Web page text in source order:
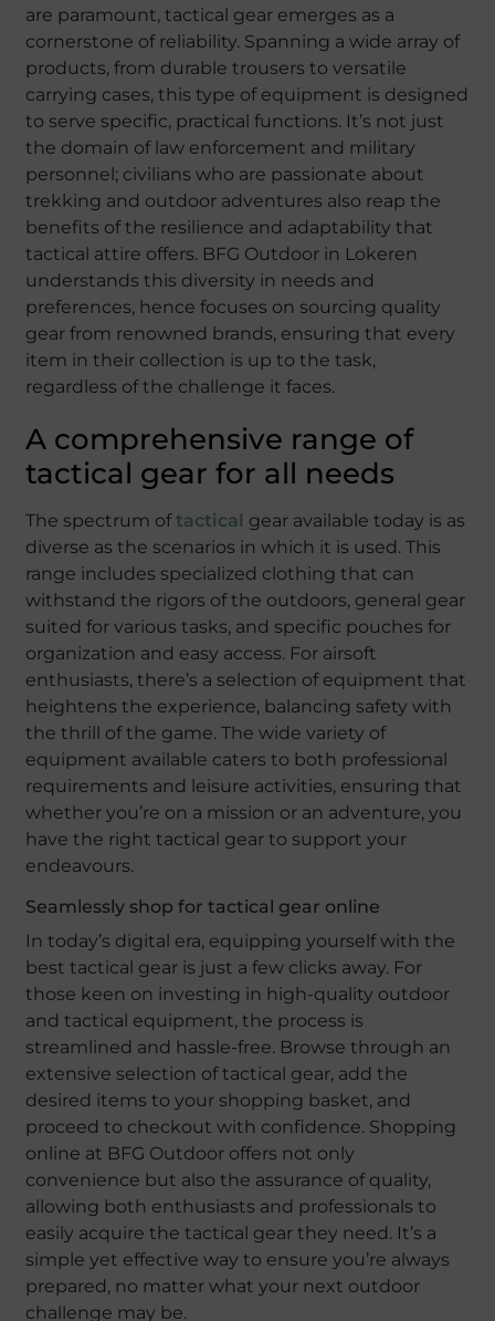
are paramount, tactical gear emerges as a
cornerstone of reliability. Spanning a wide array of
products, from durable trousers to versatile
carrying cases, this type of equipment is designed
to serve specific, practical functions. It’s not just
the domain of law enforcement and military
personnel; civilians who are passionate about
trekking and outdoor adventures also reap the
benefits of the resilience and adaptability that
tactical attire offers. BFG Outdoor in Lokeren
understands this diversity in needs and
preferences, hence focuses on sourcing quality
gear from renowned brands, ensuring that every
item in their collection is up to the task,
regardless of the challenge it faces.
A comprehensive range of
tactical gear for all needs
The spectrum oftactical gear available today is as
diverse as the scenarios in which it is used. This
range includes specialized clothing that can
withstand the rigors of the outdoors, general gear
suited for various tasks, and specific pouches for
organization and easy access. For airsoft
enthusiasts, there’s a selection of equipment that
heightens the experience, balancing safety with
the thrill of the game. The wide variety of
equipment available caters to both professional
requirements and leisure activities, ensuring that
whether you’re on a mission or an adventure, you
have the right tactical gear to support your
endeavours.
Seamlessly shop for tactical gear online
In today’s digital era, equipping yourself with the
best tactical gear is just a few clicks away. For
those keen on investing in high-quality outdoor
and tactical equipment, the process is
streamlined and hassle-free. Browse through an
extensive selection of tactical gear, add the
desired items to your shopping basket, and
proceed to checkout with confidence. Shopping
online at BFG Outdoor offers not only
convenience but also the assurance of quality,
allowing both enthusiasts and professionals to
easily acquire the tactical gear they need. It’s a
simple yet effective way to ensure you’re always
prepared, no matter what your next outdoor
challenge may be.